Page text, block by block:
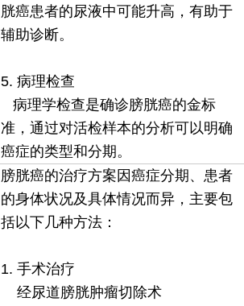
胱癌患者的尿液中可能升高，有助于
辅助诊断。
5. 病理检查
病理学检查是确诊膀胱癌的金标
准，通过对活检样本的分析可以明确
癌症的类型和分期。
膀胱癌的治疗方案因癌症分期、患者
的身体状况及具体情况而异，主要包
括以下几种方法：
1. 手术治疗
经尿道膀胱肿瘤切除术